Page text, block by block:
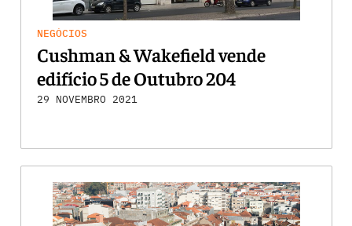
NEGÓCIOS
Cushman & Wakefield vende
edifício 5 de Outubro 204
29 NOVEMBRO 2021